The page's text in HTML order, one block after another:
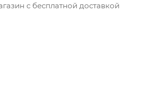
с бесплатной доставкой